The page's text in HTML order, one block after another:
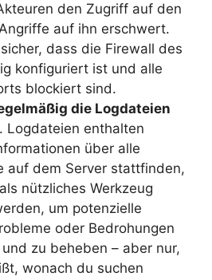
den Zugriff auf den
auf ihn erschwert.
dass die Firewall des
konfiguriert ist und alle
blockiert sind.
die Logdateien
. Logdateien enthalten
über alle
auf dem Server stattfinden,
nützliches Werkzeug
um potenzielle
oder Bedrohungen
zu beheben – aber nur,
wonach du suchen